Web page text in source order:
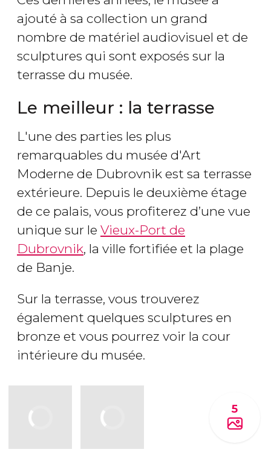
ajouté à sa collection un grand
nombre de matériel audiovisuel et de
sculptures qui sont exposés sur la
terrasse du musée.
Le meilleur : la terrasse
L'une des parties les plus
remarquables du musée d'Art
Moderne de Dubrovnik est sa terrasse
extérieure. Depuis le deuxième étage
de ce palais, vous profiterez d’une vue
unique sur le Vieux-Port de
Dubrovnik, la ville fortifiée et la plage
de Banje.
Sur la terrasse, vous trouverez
également quelques sculptures en
bronze et vous pourrez voir la cour
intérieure du musée.
5